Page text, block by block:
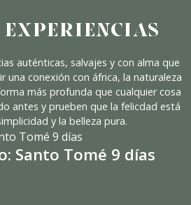
experiencias
auténticas, salvajes y con alma que
una conexión con áfrica, la naturaleza
más profunda que cualquier cosa
antes y prueben que la felicdad está
y la belleza pura.
Santo Tomé 9 días